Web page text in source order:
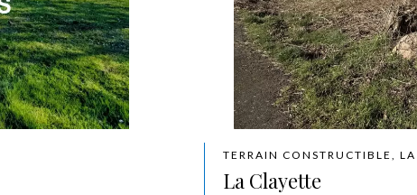
TERRAIN CONSTRUCTIBLE, LA
La Clayette